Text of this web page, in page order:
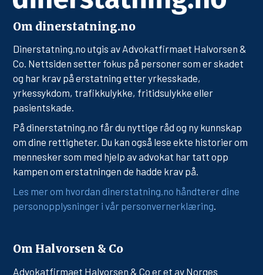
Om dinerstatning.no
Dinerstatning.no utgis av Advokatfirmaet Halvorsen &
Co. Nettsiden setter fokus på personer som er skadet
og har krav på erstatning etter yrkesskade,
yrkessykdom, trafikkulykke, fritidsulykke eller
pasientskade.
På dinerstatning.no får du nyttige råd og ny kunnskap
om dine rettigheter. Du kan også lese ekte historier om
mennesker som med hjelp av advokat har tatt opp
kampen om erstatningen de hadde krav på.
Les mer om hvordan dinerstatning.no håndterer dine
personopplysninger i vår personvernerklæring
Om Halvorsen & Co
Advokatfirmaet Halvorsen & Co er et av Norges